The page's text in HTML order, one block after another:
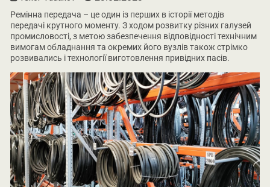
Ремінна передача – це один із перших в історії методів
передачі крутного моменту. З ходом розвитку різних галузей
промисловості, з метою забезпечення відповідності технічним
вимогам обладнання та окремих його вузлів також стрімко
розвивались і технології виготовлення привідних пасів.